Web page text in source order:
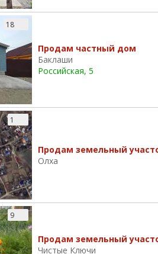
18
Продам частный дом
Баклаши
Российская, 5
1
Продам земельный
Олха
9
Продам земельный
Чистые Ключи